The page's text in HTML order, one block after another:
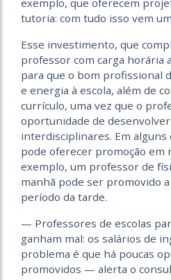
tutoria: com tudo isso vem
Esse investimento, que
professor com carga horária
para que o bom profissional
e energia à escola, além de
currículo, uma vez que o
oportunidade de
interdisciplinares. Em alguns
pode oferecer promoção em
exemplo, um professor de
manhã pode ser promovido
período da tarde.
— Professores de escolas
ganham mal: os salários de
problema é que há poucas
promovidos — alerta o